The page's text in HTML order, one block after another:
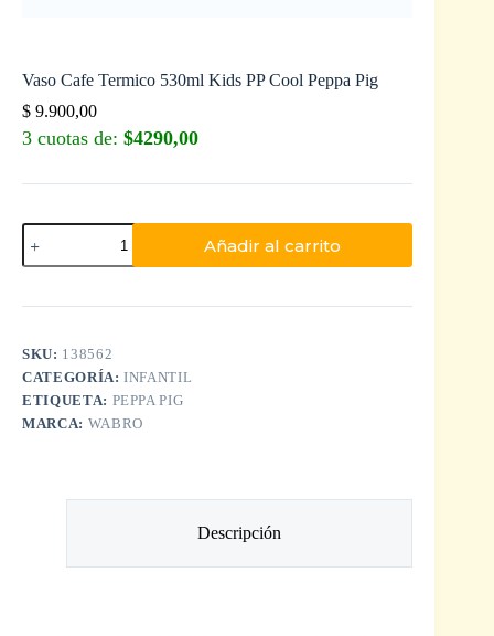
Vaso Cafe Termico 530ml Kids PP Cool Peppa Pig
$ 9.900,00
3 cuotas de: $4290,00
Añadir al carrito
SKU: 138562
CATEGORÍA:INFANTIL
ETIQUETA: PEPPA PIG
MARCA: WABRO
Descripción